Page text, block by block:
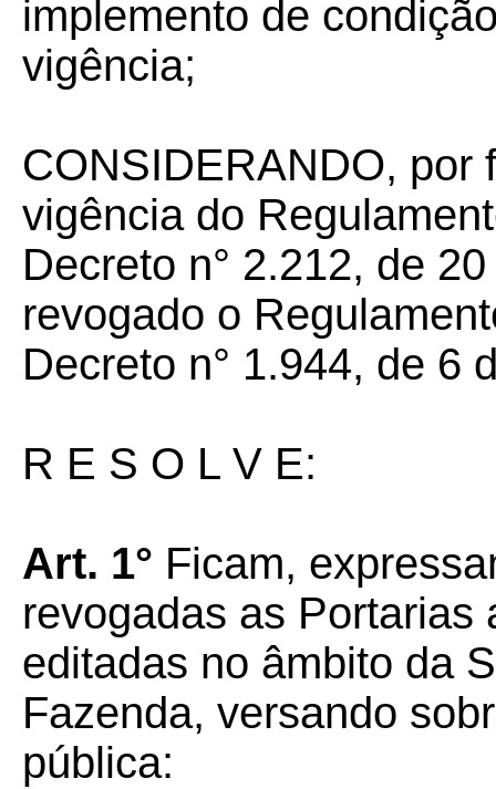
implemento de
vigência;
CONSIDERANDO, por
vigência do
Decreto n° 2.212, de
revogado o
Decreto n° 1.944, de 6
R E S O L V E:
Art. 1° Ficam,
revogadas as Portarias
editadas no âmbito da
Fazenda, versando
pública: